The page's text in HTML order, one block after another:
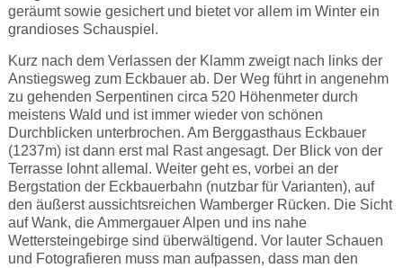
geräumt sowie gesichert und bietet vor allem im Winter ein
grandioses Schauspiel.
Kurz nach dem Verlassen der Klamm zweigt nach links der
Anstiegsweg zum Eckbauer ab. Der Weg führt in angenehm
zu gehenden Serpentinen circa 520 Höhenmeter durch
meistens Wald und ist immer wieder von schönen
Durchblicken unterbrochen. Am Berggasthaus Eckbauer
(1237m) ist dann erst mal Rast angesagt. Der Blick von der
Terrasse lohnt allemal. Weiter geht es, vorbei an der
Bergstation der Eckbauerbahn (nutzbar für Varianten), auf
den äußerst aussichtsreichen Wamberger Rücken. Die Sicht
auf Wank, die Ammergauer Alpen und ins nahe
Wettersteingebirge sind überwältigend. Vor lauter Schauen
und Fotografieren muss man aufpassen, dass man den